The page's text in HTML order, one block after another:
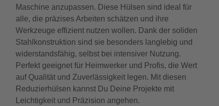
Maschine anzupassen. Diese Hülsen sind ideal für
alle, die präzises Arbeiten schätzen und ihre
Werkzeuge effizient nutzen wollen. Dank der soliden
Stahlkonstruktion sind sie besonders langlebig und
widerstandsfähig, selbst bei intensiver Nutzung.
Perfekt geeignet für Heimwerker und Profis, die Wert
auf Qualität und Zuverlässigkeit legen. Mit diesen
Reduzierhülsen kannst Du Deine Projekte mit
Leichtigkeit und Präzision angehen.